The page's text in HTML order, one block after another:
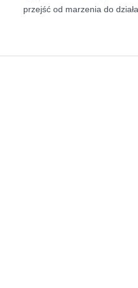
przejść od marzenia do